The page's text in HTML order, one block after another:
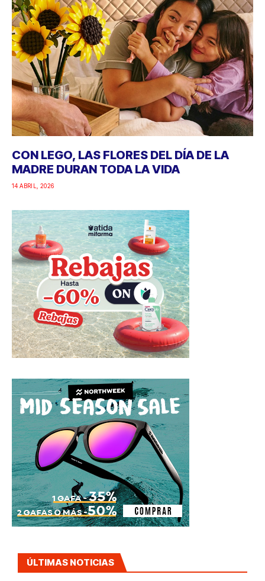
CON LEGO, LAS FLORES DEL DÍA DE LA
MADRE DURAN TODA LA VIDA
14 ABRIL, 2026
ÚLTIMAS NOTICIAS